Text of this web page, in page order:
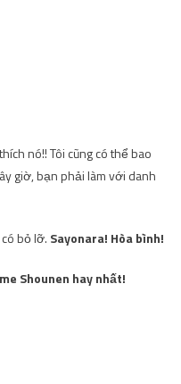
nó!! Tôi cũng có thể bao
giờ, bạn phải làm với danh
bỏ lỡ. Sayonara! Hòa bình!
Shounen hay nhất!